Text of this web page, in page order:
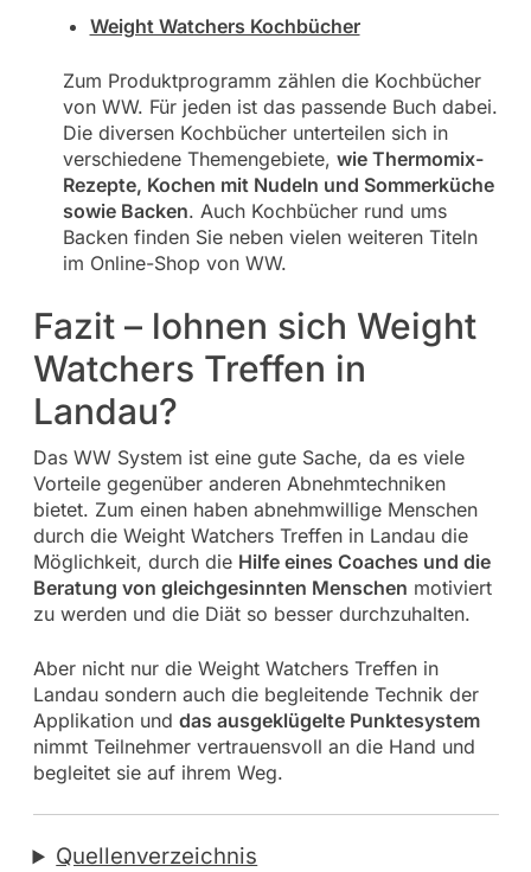
Weight Watchers Kochbücher
Zum Produktprogramm zählen die Kochbücher
von WW. Für jeden ist das passende Buch dabei.
Die diversen Kochbücher unterteilen sich in
verschiedene Themengebiete, wie Thermomix-
Rezepte, Kochen mit Nudeln und Sommerküche
sowie Backen. Auch Kochbücher rund ums
Backen finden Sie neben vielen weiteren Titeln
im Online-Shop von WW.
Fazit – lohnen sich Weight
Watchers Treffen in
Landau?
Das WW System ist eine gute Sache, da es viele
Vorteile gegenüber anderen Abnehmtechniken
bietet. Zum einen haben abnehmwillige Menschen
durch die Weight Watchers Treffen in Landau die
Möglichkeit, durch die Hilfe eines Coaches und die
Beratung von gleichgesinnten Menschen motiviert
zu werden und die Diät so besser durchzuhalten.
Aber nicht nur die Weight Watchers Treffen in
Landau sondern auch die begleitende Technik der
Applikation und das ausgeklügelte Punktesystem
nimmt Teilnehmer vertrauensvoll an die Hand und
begleitet sie auf ihrem Weg.
Quellenverzeichnis